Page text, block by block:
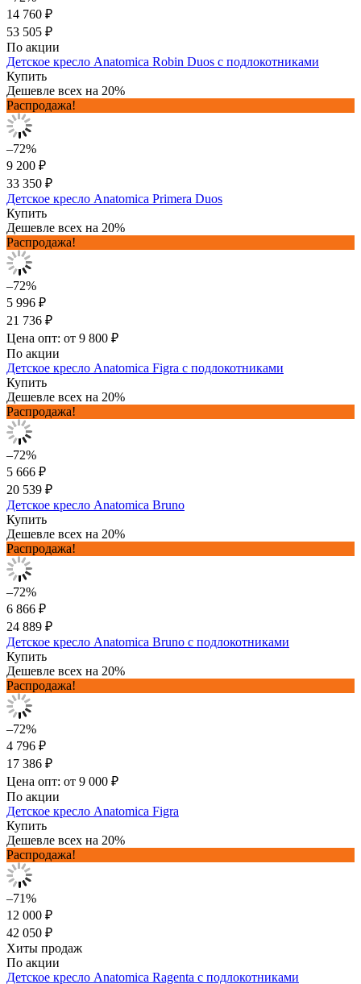
14 760 ₽
53 505 ₽
По акции
Детское кресло Anatomica Robin Duos с подлокотниками
Купить
Дешевле всех на 20%
Распродажа!
–72%
9 200 ₽
33 350 ₽
Детское кресло Anatomica Primera Duos
Купить
Дешевле всех на 20%
Распродажа!
–72%
5 996 ₽
21 736 ₽
Цена опт: от 9 800 ₽
По акции
Детское кресло Anatomica Figra с подлокотниками
Купить
Дешевле всех на 20%
Распродажа!
–72%
5 666 ₽
20 539 ₽
Детское кресло Anatomica Bruno
Купить
Дешевле всех на 20%
Распродажа!
–72%
6 866 ₽
24 889 ₽
Детское кресло Anatomica Bruno с подлокотниками
Купить
Дешевле всех на 20%
Распродажа!
–72%
4 796 ₽
17 386 ₽
Цена опт: от 9 000 ₽
По акции
Детское кресло Anatomica Figra
Купить
Дешевле всех на 20%
Распродажа!
–71%
12 000 ₽
42 050 ₽
Хиты продаж
По акции
Детское кресло Anatomica Ragenta с подлокотниками